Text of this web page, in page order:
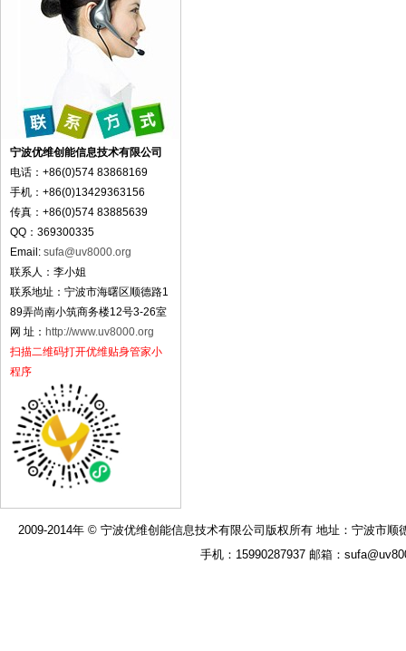
宁波优维创能信息技术有限公司
电话：+86(0)574 83868169
手机：+86(0)13429363156
传真：+86(0)574 83885639
QQ：369300335
Email: sufa@uv8000.org
联系人：李小姐
联系地址：宁波市海曙区顺德路1
89弄尚南小筑商务楼12号3-26室
网 址： http://www.uv8000.org
扫描二维码打开优维贴身管家小
程序
2009-2014年 © 宁波优维创能信息技术有限公司版权所有 地址：宁波市顺
手机：15990287937 邮箱：